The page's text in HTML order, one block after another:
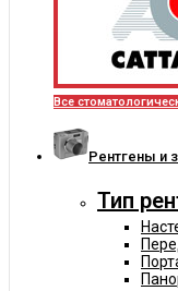
Все
Рентгены и
Тип